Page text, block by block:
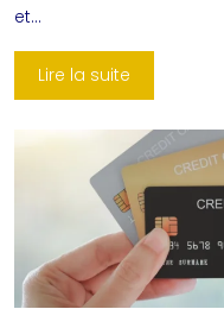
et…
Lire la suite